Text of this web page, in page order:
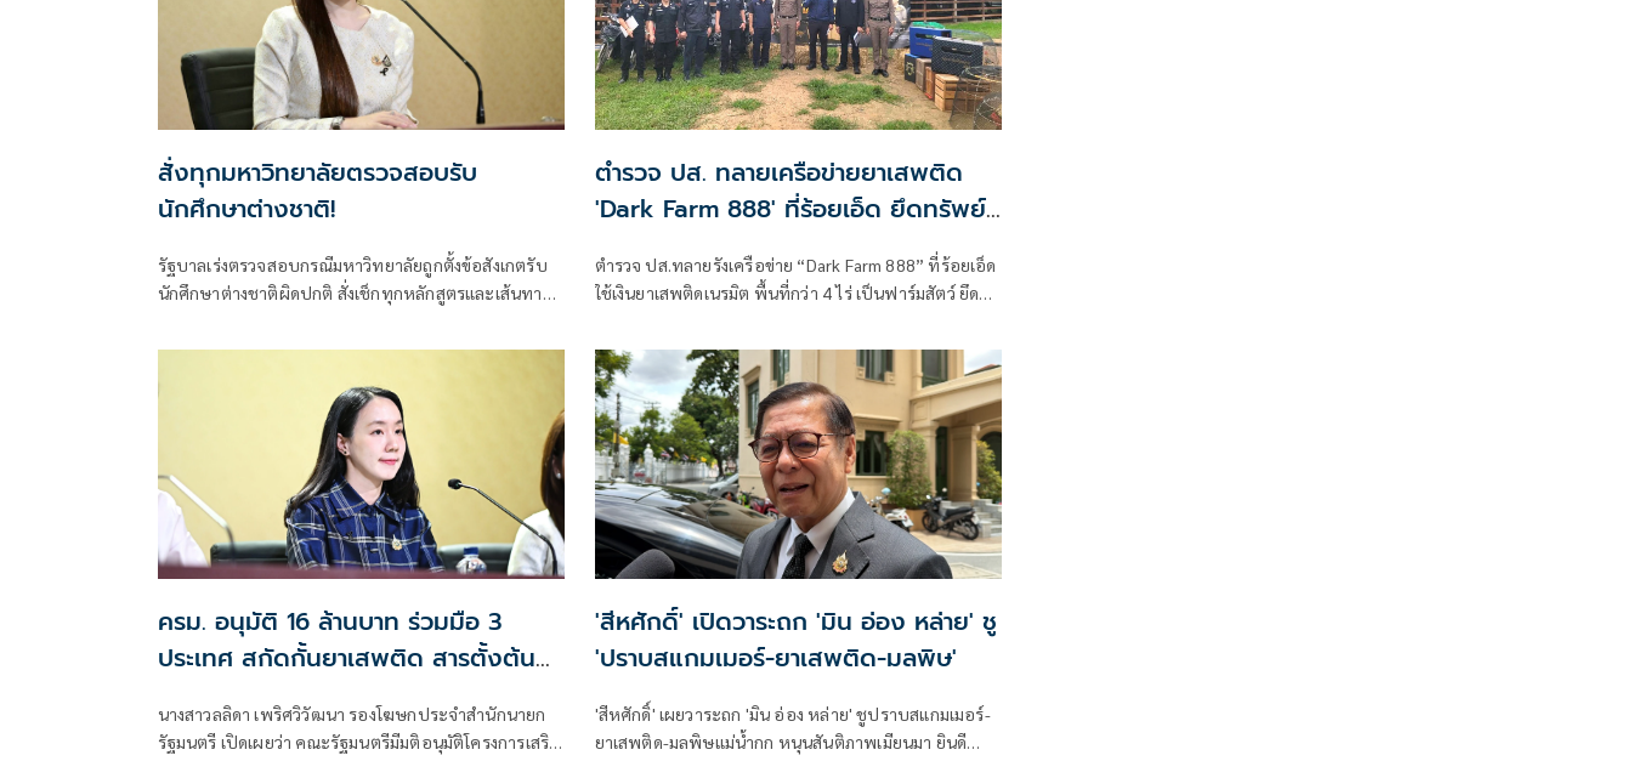
สั่งทุกมหาวิทยาลัยตรวจสอบรับ
นักศึกษาต่างชาติ!
รัฐบาลเร่งตรวจสอบกรณีมหาวิทยาลัยถูกตั้งข้อสังเกตรับ
นักศึกษาต่างชาติผิดปกติ สั่งเช็กทุกหลักสูตรและเส้นทาง
ย้ำพบผิดดำเนินการตามกฎหมายทันที
ตำรวจ ปส. ทลายเครือข่ายยาเสพติด
'Dark Farm 888' ที่ร้อยเอ็ด ยึดทรัพย์
ตำรวจ ปส.ทลายรังเครือข่าย “Dark Farm 888” ที่ร้อยเอ็ด
ใช้เงินยาเสพติดเนรมิต พื้นที่กว่า 4 ไร่ เป็นฟาร์มสัตว์ ยึด
ครม. อนุมัติ 16 ล้านบาท ร่วมมือ 3
ประเทศ สกัดกั้นยาเสพติด สารตั้งต้น
นางสาวลลิดา เพริศวิวัฒนา รองโฆษกประจำสำนักนายก
รัฐมนตรี เปิดเผยว่า คณะรัฐมนตรีมีมติอนุมัติโครงการเสริม
'สีหศักดิ์' เปิดวาระถก 'มิน อ่อง หล่าย' ชู
'ปราบสแกมเมอร์-ยาเสพติด-มลพิษ'
'สีหศักดิ์' เผยวาระถก 'มิน อ่อง หล่าย' ชูปราบสแกมเมอร์-
ยาเสพติด-มลพิษแม่น้ำกก หนุนสันติภาพเมียนมา ยินดี